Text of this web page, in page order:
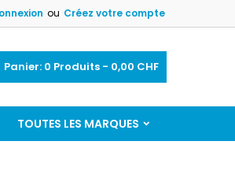
ou Créez votre compte
Panier: 0 Produits - 0,00 CHF
TOUTES LES MARQUES